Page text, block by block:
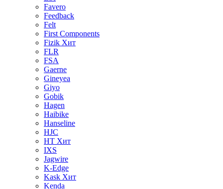
Favero
Feedback
Felt
First Components
Fizik Хит
FLR
FSA
Gaerne
Gineyea
Giyo
Gobik
Hagen
Haibike
Hanseline
HJC
HT Хит
IXS
Jagwire
K-Edge
Kask Хит
Kenda